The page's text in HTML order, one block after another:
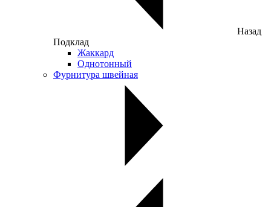
Назад
Подклад
Жаккард
Однотонный
Фурнитура швейная